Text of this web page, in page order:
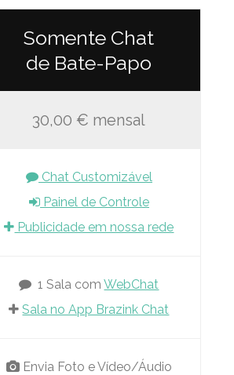
Somente Chat
de Bate-Papo
30,00 € mensal
Chat Customizável
Painel de Controle
Publicidade em nossa rede
1 Sala comWebChat
Sala no App Brazink Chat
Envia Foto e Vídeo/Áudio